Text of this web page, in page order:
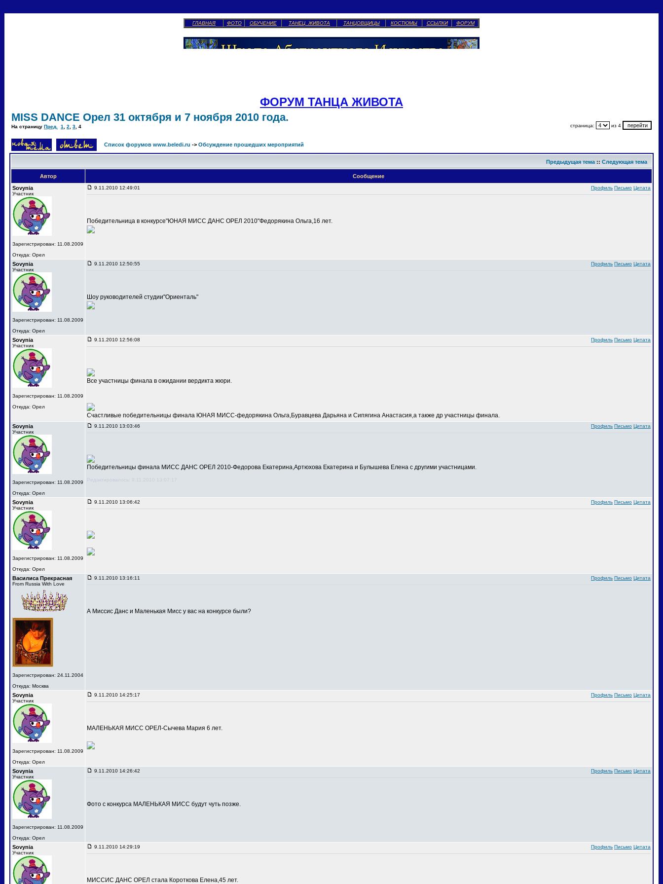
ГЛАВНАЯ ФОТО ОБУЧЕНИЕ ТАНЕЦ ЖИВОТА ТАНЦОВЩИЦЫ КОСТЮМЫ ССЫЛКИ ФОРУМ
ФОРУМ ТАНЦА ЖИВОТА
MISS DANCE Орел 31 октября и 7 ноября 2010 года.
На страницу Пред. 1 2 3 4 страница: из 4
Список форумов www.beledi.ru -> Обсуждение прошедших мероприятий
Предыдущая тема :: Следующая тема
Автор
Сообщение
Sovynia
Участник
Зарегистрирован: 11.08.2009
Откуда: Орел
9.11.2010 12:49:01 Профиль Письмо Цитата
Победительница в конкурсе"ЮНАЯ МИСС ДАНС ОРЕЛ 2010"Федорякина Ольга,16 лет.
Sovynia
Участник
Зарегистрирован: 11.08.2009
Откуда: Орел
9.11.2010 12:50:55 Профиль Письмо Цитата
Шоу руководителей студии"Ориенталь"
Sovynia
Участник
Зарегистрирован: 11.08.2009
Откуда: Орел
9.11.2010 12:56:08 Профиль Письмо Цитата
Все участницы финала в ожидании вердикта жюри.
Счастливые победительницы финала ЮНАЯ МИСС-федорякина Ольга,Буравцева Дарьяна и Сипягина Анастасия,а также др участницы финала.
Sovynia
Участник
Зарегистрирован: 11.08.2009
Откуда: Орел
9.11.2010 13:03:46 Профиль Письмо Цитата
Победительницы финала МИСС ДАНС ОРЕЛ 2010-Федорова Екатерина,Артюхова Екатерина и Булышева Елена с другими участницами.
Редактировалось: 9.11.2010 13:07:17
Sovynia
Участник
Зарегистрирован: 11.08.2009
Откуда: Орел
9.11.2010 13:06:42 Профиль Письмо Цитата
Василиса Прекрасная
From Russia With Love
Зарегистрирован: 24.11.2004
Откуда: Москва
9.11.2010 13:16:11 Профиль Письмо Цитата
А Миссис Данс и Маленькая Мисс у вас на конкурсе были?
Sovynia
Участник
Зарегистрирован: 11.08.2009
Откуда: Орел
9.11.2010 14:25:17 Профиль Письмо Цитата
МАЛЕНЬКАЯ МИСС ОРЕЛ-Сычева Мария 6 лет.
Sovynia
Участник
Зарегистрирован: 11.08.2009
Откуда: Орел
9.11.2010 14:26:42 Профиль Письмо Цитата
Фото с конкурса МАЛЕНЬКАЯ МИСС будут чуть позже.
Sovynia
Участник
9.11.2010 14:29:19 Профиль Письмо Цитата
МИССИС ДАНС ОРЕЛ стала Короткова Елена,45 лет.